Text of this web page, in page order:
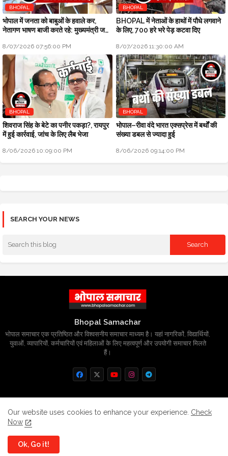
BHOPAL
भोपाल में जनता को बाबुओं के हवाले कर,
नेतागण भाषण बाजी करते रहे: मुख्यमंत्री जन
8/07/2026 07:56:00 PM
BHOPAL
BHOPAL में नेताओं के हाथों में पौधे लगवाने
के लिए, 700 हरे भरे पेड़ कटवा दिए
8/07/2026 11:30:00 AM
BHOPAL
शिवराज सिंह के बेटे का पनीर पकड़ा?, रायपुर
में हुई कार्रवाई, जांच के लिए लैब भेजा
8/06/2026 10:09:00 PM
BHOPAL
भोपाल–रीवा वंदे भारत एक्सप्रेस में बर्थों की
संख्या डबल से ज्यादा हुई
8/06/2026 09:14:00 PM
SEARCH YOUR NEWS
Bhopal Samachar
भोपाल समाचार एक प्रतिष्ठित और विश्वसनीय समाचार माध्यम है। यहां नागरिकों, विद्यार्थियों,
युवाओं, व्यापारियों, कर्मचारियों एवं महिलाओं के लिए महत्वपूर्ण और उपयोगी समाचार मिलते
हैं।
All Right Reserved Copyright
Home About Contact us
Privacy Policy
Our website uses cookies to enhance your experience. Check
Now
Ok, Go it!